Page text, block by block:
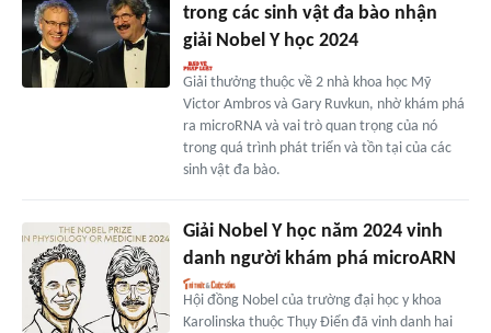
trong các sinh vật đa bào nhận
giải Nobel Y học 2024
Giải thưởng thuộc về 2 nhà khoa học Mỹ
Victor Ambros và Gary Ruvkun, nhờ khám phá
ra microRNA và vai trò quan trọng của nó
trong quá trình phát triển và tồn tại của các
sinh vật đa bào.
Giải Nobel Y học năm 2024 vinh
danh người khám phá microARN
Hội đồng Nobel của trường đại học y khoa
Karolinska thuộc Thụy Điển đã vinh danh hai